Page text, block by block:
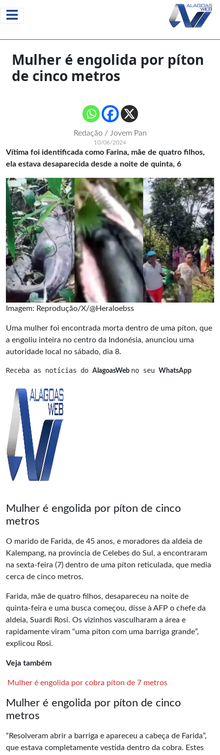
Mulher é engolida por píton
de cinco metros
Redação / Jovem Pan
10/06/2024
Vítima foi identificada como Farina, mãe de quatro filhos,
ela estava desaparecida desde a noite de quinta, 6
Imagem: Reprodução/X/@Heraloebss
Uma mulher foi encontrada morta dentro de uma píton, que
a engoliu inteira no centro da Indonésia, anunciou uma
autoridade local no sábado, dia 8.
Receba as notícias do AlagoasWeb no seu WhatsApp
Mulher é engolida por píton de cinco
metros
O marido de Farida, de 45 anos, e moradores da aldeia de
Kalempang, na província de Celebes do Sul, a encontraram
na sexta-feira (7) dentro de uma píton reticulada, que media
cerca de cinco metros.
Farida, mãe de quatro filhos, desapareceu na noite de
quinta-feira e uma busca começou, disse à AFP o chefe da
aldeia, Suardi Rosi. Os vizinhos vasculharam a área e
rapidamente viram “uma píton com uma barriga grande”,
explicou Rosi.
Veja também
Mulher é engolida por cobra píton de 7 metros
Mulher é engolida por píton de cinco
metros
“Resolveram abrir a barriga e apareceu a cabeça de Farida”,
que estava completamente vestida dentro da cobra. Estes